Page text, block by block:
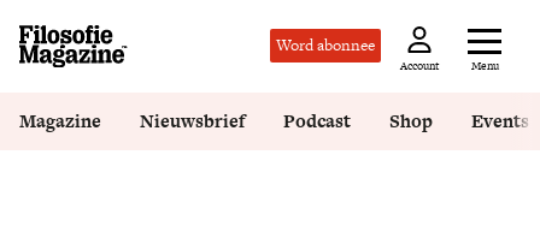
Word abonnee
Account Menu
Magazine Nieuwsbrief Podcast Shop Events